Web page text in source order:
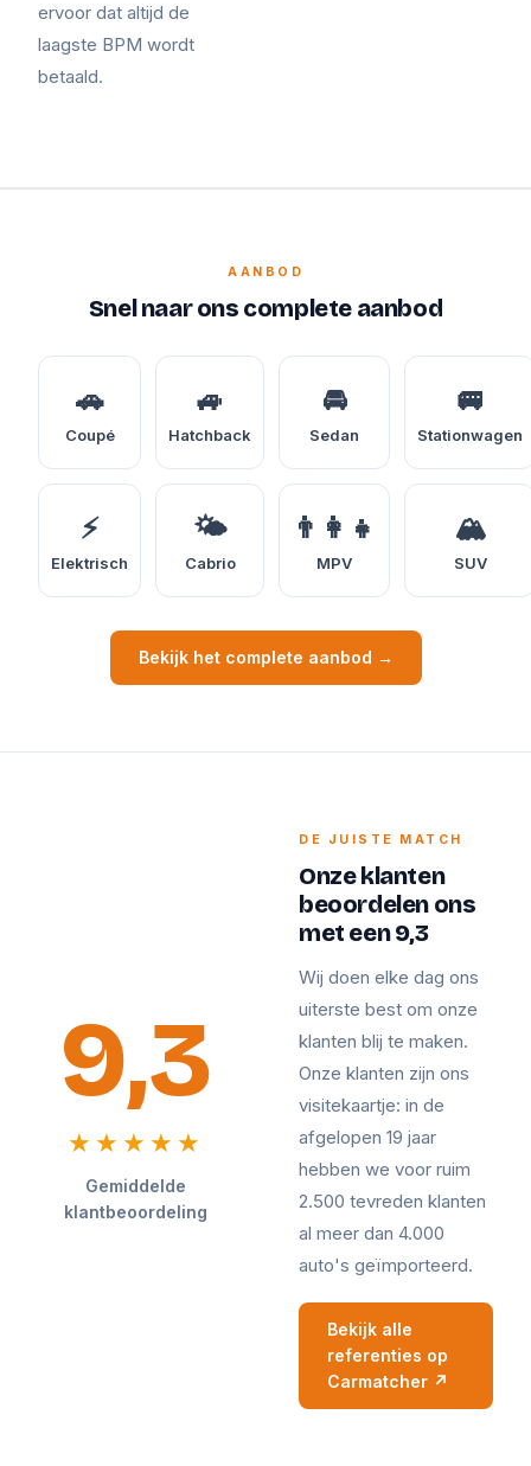
ervoor dat altijd de
laagste BPM wordt
betaald.
AANBOD
Snel naar ons complete aanbod
🚗
Coupé
🚙
Hatchback
🚘
Sedan
🚐
Stationwagen
⚡
Elektrisch
🌤️
Cabrio
👨‍👩‍👧
MPV
🏔️
SUV
Bekijk het complete aanbod →
9,3
★★★★★
Gemiddelde
klantbeoordeling
DE JUISTE MATCH
Onze klanten
beoordelen ons
met een 9,3
Wij doen elke dag ons
uiterste best om onze
klanten blij te maken.
Onze klanten zijn ons
visitekaartje: in de
afgelopen 19 jaar
hebben we voor ruim
2.500 tevreden klanten
al meer dan 4.000
auto's geïmporteerd.
Bekijk alle
referenties op
Carmatcher ↗